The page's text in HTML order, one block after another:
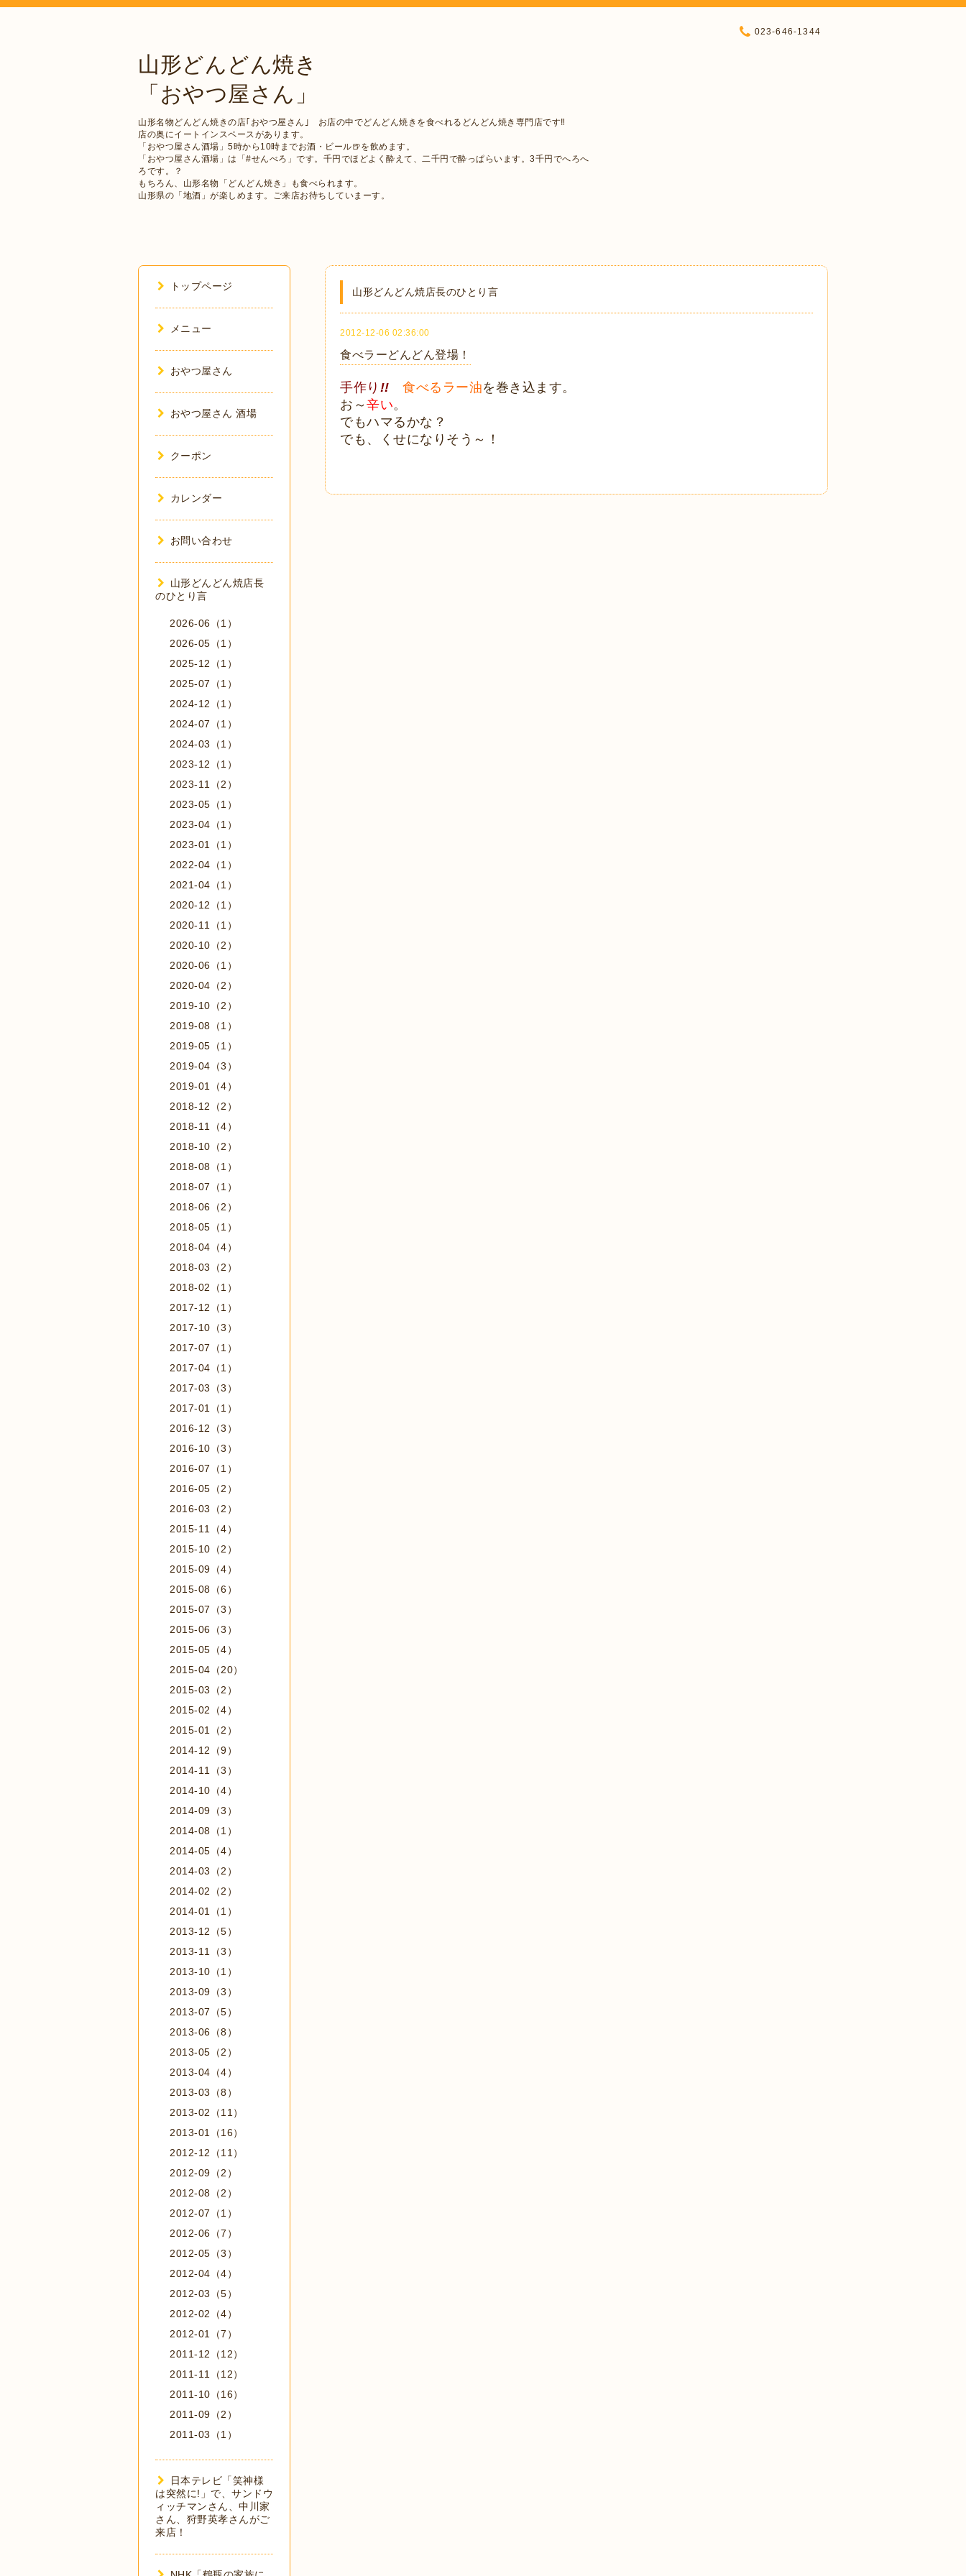
山形どんどん焼き
「おやつ屋さん」
山形名物どんどん焼きの店｢おやつ屋さん｣ お店の中でどんどん焼きを食べれるどんどん焼き専門店です‼︎
店の奥にイートインスペースがあります。
「おやつ屋さん酒場」5時から10時までお酒・ビール🍺を飲めます。
「おやつ屋さん酒場」は「#せんべろ」です。千円でほどよく酔えて、二千円で酔っぱらいます。3千円でへろへ
ろです。？
もちろん、山形名物「どんどん焼き」も食べられます。
山形県の「地酒」が楽しめます。ご来店お待ちしていまーす。
023-646-1344
山形どんどん焼店長のひとり言
2012-12-06 02:36:00
食べラーどんどん登場！
手作り !! 食べるラー油を巻き込ます。
お～ 辛い。
でもハマるかな？
でも、くせになりそう～！
トップページ
メニュー
おやつ屋さん
おやつ屋さん 酒場
クーポン
カレンダー
お問い合わせ
山形どんどん焼店長
のひとり言
2026-06（1）
2026-05（1）
2025-12（1）
2025-07（1）
2024-12（1）
2024-07（1）
2024-03（1）
2023-12（1）
2023-11（2）
2023-05（1）
2023-04（1）
2023-01（1）
2022-04（1）
2021-04（1）
2020-12（1）
2020-11（1）
2020-10（2）
2020-06（1）
2020-04（2）
2019-10（2）
2019-08（1）
2019-05（1）
2019-04（3）
2019-01（4）
2018-12（2）
2018-11（4）
2018-10（2）
2018-08（1）
2018-07（1）
2018-06（2）
2018-05（1）
2018-04（4）
2018-03（2）
2018-02（1）
2017-12（1）
2017-10（3）
2017-07（1）
2017-04（1）
2017-03（3）
2017-01（1）
2016-12（3）
2016-10（3）
2016-07（1）
2016-05（2）
2016-03（2）
2015-11（4）
2015-10（2）
2015-09（4）
2015-08（6）
2015-07（3）
2015-06（3）
2015-05（4）
2015-04（20）
2015-03（2）
2015-02（4）
2015-01（2）
2014-12（9）
2014-11（3）
2014-10（4）
2014-09（3）
2014-08（1）
2014-05（4）
2014-03（2）
2014-02（2）
2014-01（1）
2013-12（5）
2013-11（3）
2013-10（1）
2013-09（3）
2013-07（5）
2013-06（8）
2013-05（2）
2013-04（4）
2013-03（8）
2013-02（11）
2013-01（16）
2012-12（11）
2012-09（2）
2012-08（2）
2012-07（1）
2012-06（7）
2012-05（3）
2012-04（4）
2012-03（5）
2012-02（4）
2012-01（7）
2011-12（12）
2011-11（12）
2011-10（16）
2011-09（2）
2011-03（1）
日本テレビ「笑神様
は突然に!」で、サンドウ
ィッチマンさん、中川家
さん、狩野英孝さんがご
来店！